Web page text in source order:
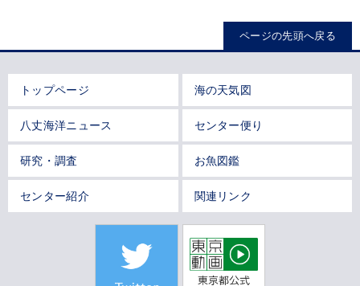
ページの先頭へ戻る
トップページ 海の天気図
八丈海洋ニュース センター便り
研究・調査 お魚図鑑
センター紹介 関連リンク